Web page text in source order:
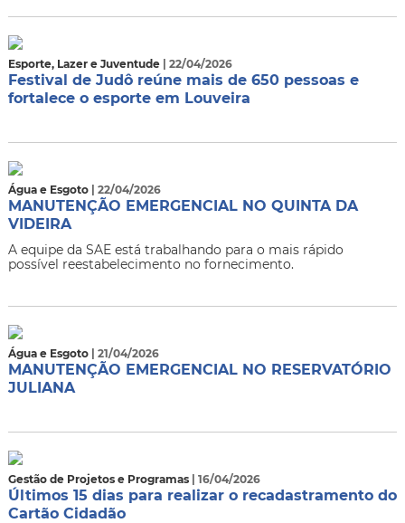
Esporte, Lazer e Juventude | 22/04/2026
Festival de Judô reúne mais de 650 pessoas e
fortalece o esporte em Louveira
Água e Esgoto | 22/04/2026
MANUTENÇÃO EMERGENCIAL NO QUINTA DA
VIDEIRA
A equipe da SAE está trabalhando para o mais rápido
possível reestabelecimento no fornecimento.
Água e Esgoto | 21/04/2026
MANUTENÇÃO EMERGENCIAL NO RESERVATÓRIO
JULIANA
Gestão de Projetos e Programas | 16/04/2026
Últimos 15 dias para realizar o recadastramento do
Cartão Cidadão